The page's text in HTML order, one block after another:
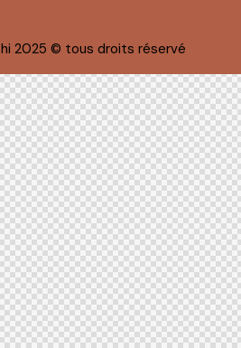
2025 © tous droits réservé